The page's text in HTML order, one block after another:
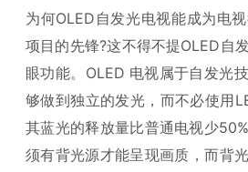
为何OLED自发光电视能成为电
项目的先锋?这不得不提OLED自
眼功能。OLED 电视属于自发光
够做到独立的发光，而不必使用
其蓝光的释放量比普通电视少
须有背光源才能呈现画质，而背